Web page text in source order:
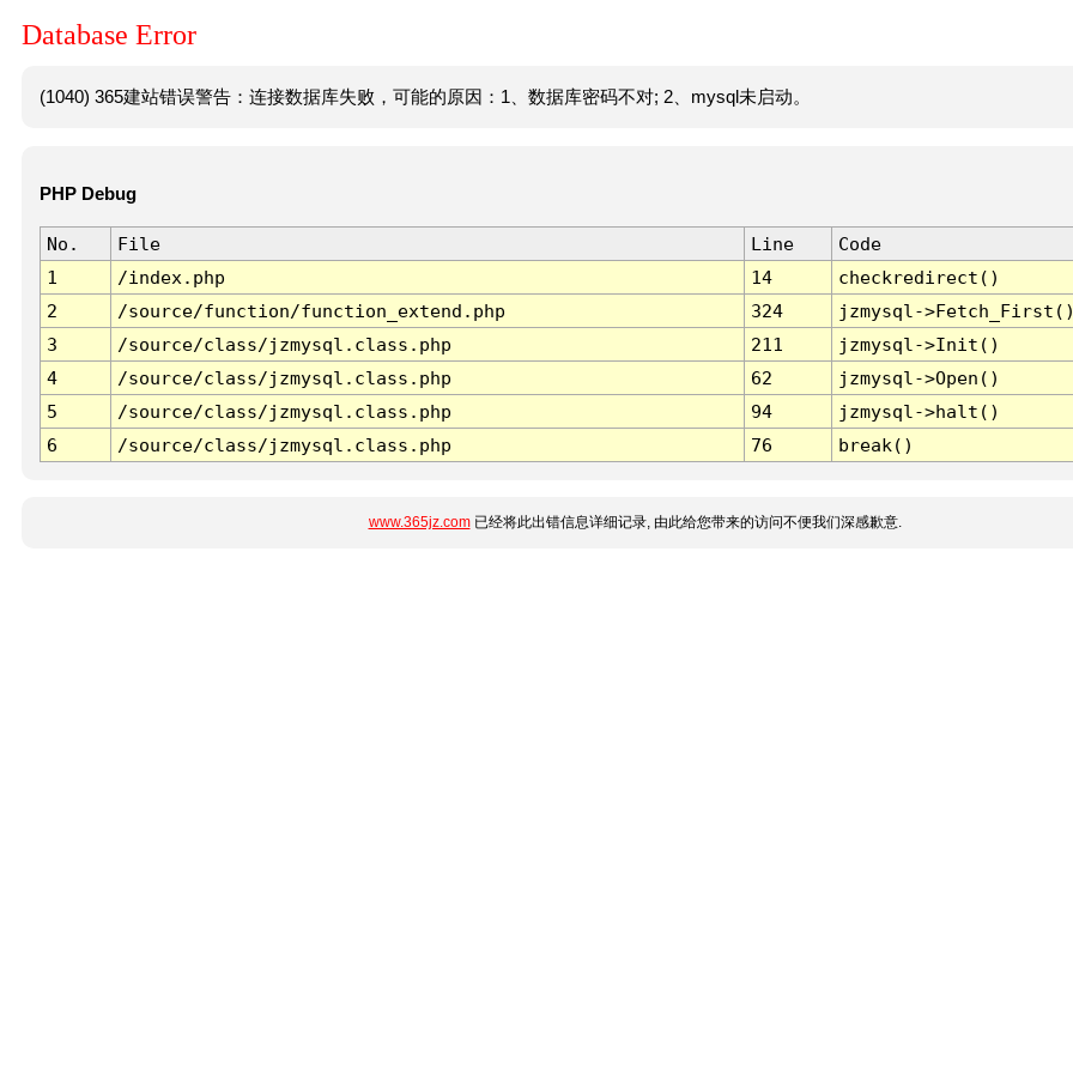
Database Error
(1040) 365建站错误警告：连接数据库失败，可能的原因：1、数据库密码不对; 2、mysql未启动。
PHP Debug
No. File Line
Code
1
/index.php 14
checkredirect()
2
/source/function/function_extend.php 324
jzmysql-
3
/source/class/jzmysql.class.php 211
jzmysql->Init()
4
/source/class/jzmysql.class.php 62
jzmysql->Open()
5
/source/class/jzmysql.class.php 94
jzmysql->halt()
6
/source/class/jzmysql.class.php 76 break()
www.365jz.com已经将此出错信息详细记录, 由此给您带来的访问不便我们深感歉意.